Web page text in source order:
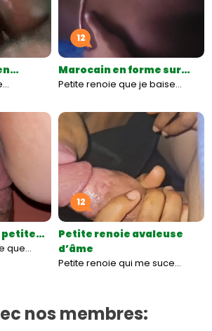
12
Marocain en forme sur…
Petite renoie que je baise…
petite…
que…
12
Petite renoie avaleuse
d’âme
Petite renoie qui me suce…
nos membres: